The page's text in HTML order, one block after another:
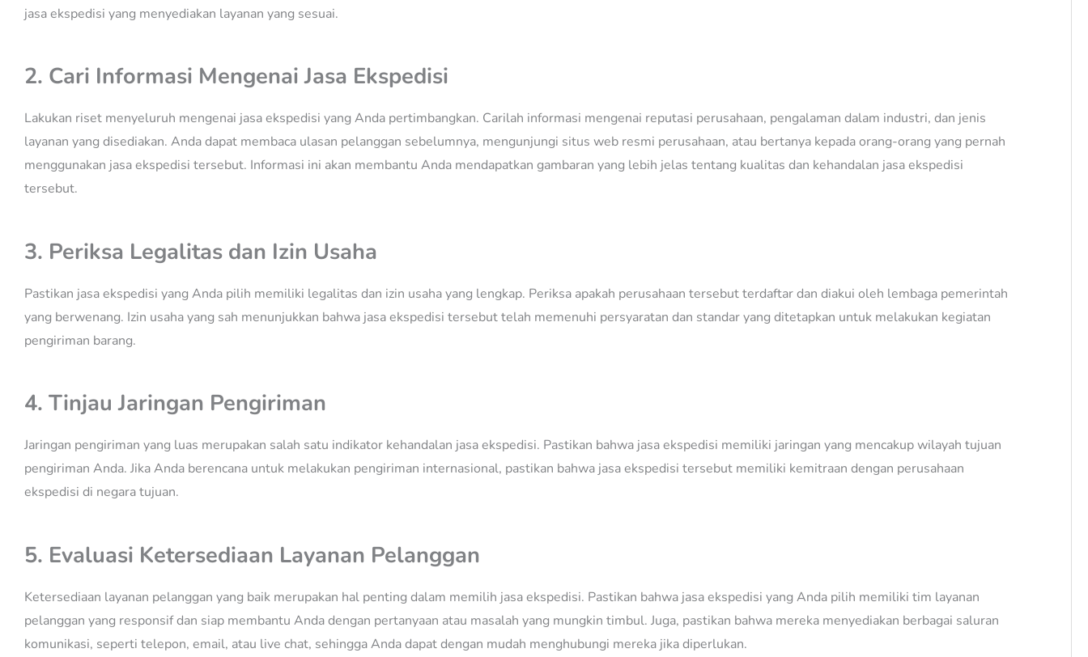
jasa ekspedisi yang menyediakan layanan yang sesuai.
2. Cari Informasi Mengenai Jasa Ekspedisi
Lakukan riset menyeluruh mengenai jasa ekspedisi yang Anda pertimbangkan. Carilah informasi mengenai reputasi perusahaan, pengalaman dalam industri, dan jenis
layanan yang disediakan. Anda dapat membaca ulasan pelanggan sebelumnya, mengunjungi situs web resmi perusahaan, atau bertanya kepada orang-orang yang pernah
menggunakan jasa ekspedisi tersebut. Informasi ini akan membantu Anda mendapatkan gambaran yang lebih jelas tentang kualitas dan kehandalan jasa ekspedisi
tersebut.
3. Periksa Legalitas dan Izin Usaha
Pastikan jasa ekspedisi yang Anda pilih memiliki legalitas dan izin usaha yang lengkap. Periksa apakah perusahaan tersebut terdaftar dan diakui oleh lembaga pemerintah
yang berwenang. Izin usaha yang sah menunjukkan bahwa jasa ekspedisi tersebut telah memenuhi persyaratan dan standar yang ditetapkan untuk melakukan kegiatan
pengiriman barang.
4. Tinjau Jaringan Pengiriman
Jaringan pengiriman yang luas merupakan salah satu indikator kehandalan jasa ekspedisi. Pastikan bahwa jasa ekspedisi memiliki jaringan yang mencakup wilayah tujuan
pengiriman Anda. Jika Anda berencana untuk melakukan pengiriman internasional, pastikan bahwa jasa ekspedisi tersebut memiliki kemitraan dengan perusahaan
ekspedisi di negara tujuan.
5. Evaluasi Ketersediaan Layanan Pelanggan
Ketersediaan layanan pelanggan yang baik merupakan hal penting dalam memilih jasa ekspedisi. Pastikan bahwa jasa ekspedisi yang Anda pilih memiliki tim layanan
pelanggan yang responsif dan siap membantu Anda dengan pertanyaan atau masalah yang mungkin timbul. Juga, pastikan bahwa mereka menyediakan berbagai saluran
komunikasi, seperti telepon, email, atau live chat, sehingga Anda dapat dengan mudah menghubungi mereka jika diperlukan.